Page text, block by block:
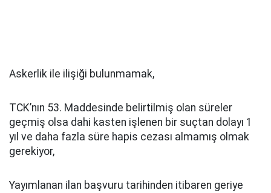
Askerlik ile ilişiği bulunmamak,
TCK’nın 53. Maddesinde belirtilmiş olan süreler
geçmiş olsa dahi kasten işlenen bir suçtan dolayı 1
yıl ve daha fazla süre hapis cezası almamış olmak
gerekiyor,
Yayımlanan ilan başvuru tarihinden itibaren geriye